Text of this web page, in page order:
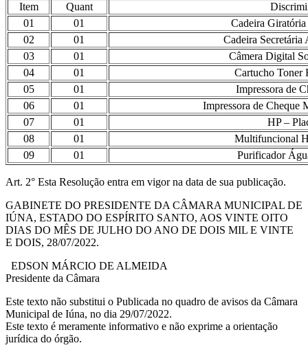
Item Quant
01
01
Cadeira
02
01
Cadeira Secretária
03
01
Câmera Digital
04
01
Cartucho Toner
05
01
Impressora de
06
01
Impressora de Cheque
07
01
HP –
08
01
Multifuncional
09
01 Purificador
Art. 2° Esta Resolução entra em vigor na data de sua publicação.
GABINETE DO PRESIDENTE DA CÂMARA MUNICIPAL DE
IÚNA, ESTADO DO ESPÍRITO SANTO, AOS VINTE OITO
DIAS DO MÊS DE JULHO DO ANO DE DOIS MIL E VINTE
E DOIS, 28/07/2022.
EDSON MÁRCIO DE ALMEIDA
Presidente da Câmara
Este texto não substitui o Publicada no quadro de avisos da Câmara
Municipal de Iúna, no dia 29/07/2022.
Este texto é meramente informativo e não exprime a orientação
jurídica do órgão.